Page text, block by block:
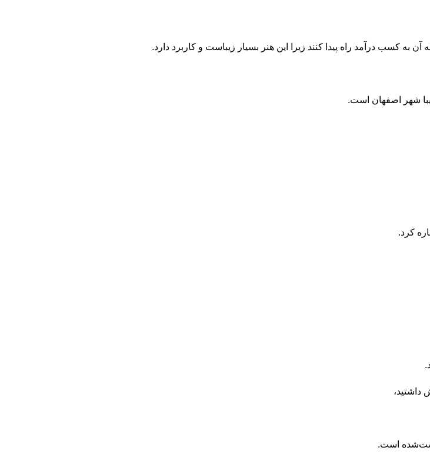
آن به کسب درآمد راه پیدا کنند زیرا این هنر بسیار زیباست و کاربرد دارد.
شهر اصفهان است.
کرد.
داشتید،
است.